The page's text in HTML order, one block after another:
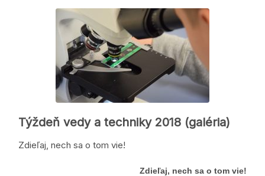
Týždeň vedy a techniky 2018 (galéria)
Zdieľaj, nech sa o tom vie!
Zdieľaj, nech sa o tom vie!